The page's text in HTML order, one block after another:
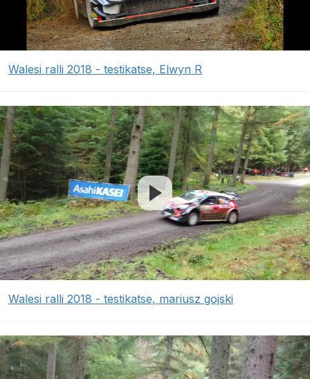
Walesi ralli 2018 - testikatse, Elwyn R
Walesi ralli 2018 - testikatse, mariusz gojski